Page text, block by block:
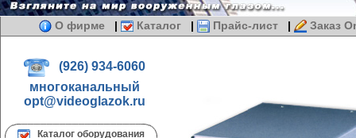
О фирме | Каталог | Прайс-лист | Заказ
(926) 934-6060
многоканальный
opt@videoglazok.ru
Каталог оборудования